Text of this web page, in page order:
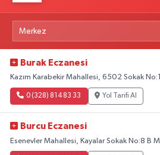
Burak Eczanesi
Kazım Karabekir Mahallesi, 6502 Sokak
0 (328) 814 83 33 Yol Tarifi Al
Burcu Eczanesi
Esenevler Mahallesi, Kayalar Sokak No:8 B